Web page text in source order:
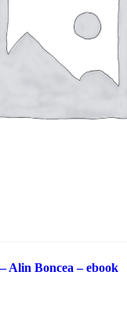
Alin Boncea – ebook